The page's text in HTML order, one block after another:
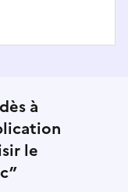
SOUTIEN A
à
le